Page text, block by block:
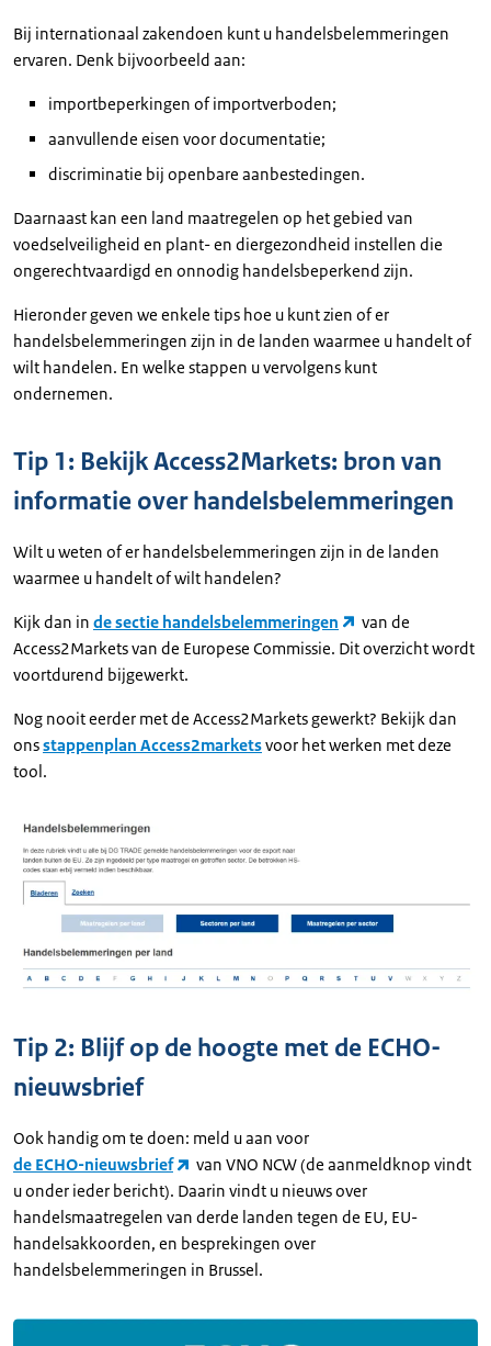
Bij internationaal zakendoen kunt u handelsbelemmeringen
ervaren. Denk bijvoorbeeld aan:
importbeperkingen of importverboden;
aanvullende eisen voor documentatie;
discriminatie bij openbare aanbestedingen.
Daarnaast kan een land maatregelen op het gebied van
voedselveiligheid en plant- en diergezondheid instellen die
ongerechtvaardigd en onnodig handelsbeperkend zijn.
Hieronder geven we enkele tips hoe u kunt zien of er
handelsbelemmeringen zijn in de landen waarmee u handelt of
wilt handelen. En welke stappen u vervolgens kunt
ondernemen.
Tip 1: Bekijk Access2Markets: bron van
informatie over handelsbelemmeringen
Wilt u weten of er handelsbelemmeringen zijn in de landen
waarmee u handelt of wilt handelen?
Kijk dan in de sectie handelsbelemmeringen
van de
Access2Markets van de Europese Commissie. Dit overzicht wordt
voortdurend bijgewerkt.
Nog nooit eerder met de Access2Markets gewerkt? Bekijk dan
onsstappenplan Access2marketsvoor het werken met deze
tool.
Tip 2: Blijf op de hoogte met de ECHO-
nieuwsbrief
Ook handig om te doen: meld u aan voor
de ECHO-nieuwsbrief
van VNO NCW (de aanmeldknop vindt
u onder ieder bericht). Daarin vindt u nieuws over
handelsmaatregelen van derde landen tegen de EU, EU-
handelsakkoorden, en besprekingen over
handelsbelemmeringen in Brussel.